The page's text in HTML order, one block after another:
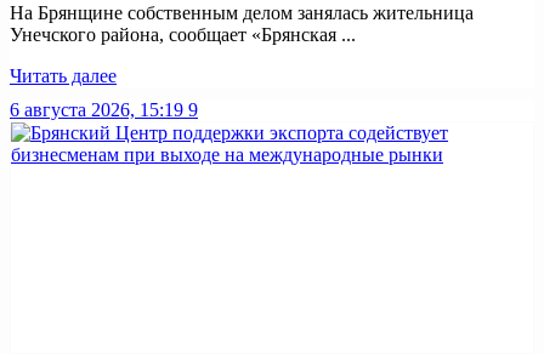
На Брянщине собственным делом занялась жительница
Унечского района, сообщает «Брянская ...
Читать далее
6 августа 2026, 15:19 9